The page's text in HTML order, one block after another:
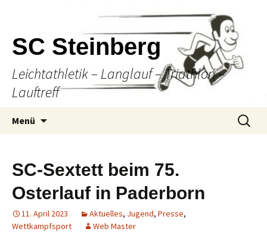
SC Steinberg
Leichtathletik – Langlauf – Triathlon –
Lauftreff
Menü
Suche
nach:
SC-Sextett beim 75.
Osterlauf in Paderborn
11. April 2023 Aktuelles, Jugend, Presse,
Wettkampfsport
Web Master